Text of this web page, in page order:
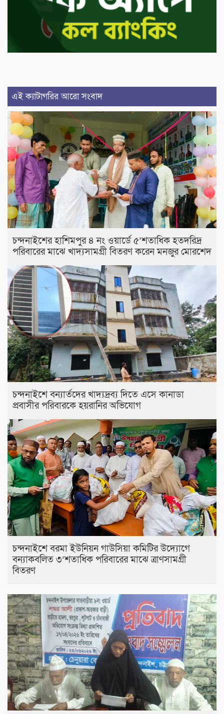
এই ক্যাটাগরির আরো সংবাদ
চন্দনাইশের হাশিমপুর ৪ নং ওয়ার্ডে ৫’শতাধিক হতদরিদ্র
পরিবারের মাঝে খাদ্যসামগ্রী বিতরণ করেন মনজুর মোরশেদ
চন্দনাইশে বন্যার্তদের খাদ্যদ্রব্য দিতে এসে কানাডা
প্রবাসীর পরিবারকে হয়রানির অভিযোগ
চন্দনাইশে বরমা ইউনিয়ন গাউসিয়া কমিটির উদ্যোগে
বন্যাকবলিত ৩’শতাধিক পরিবারের মাঝে ত্রাণসামগ্রী
বিতরণ